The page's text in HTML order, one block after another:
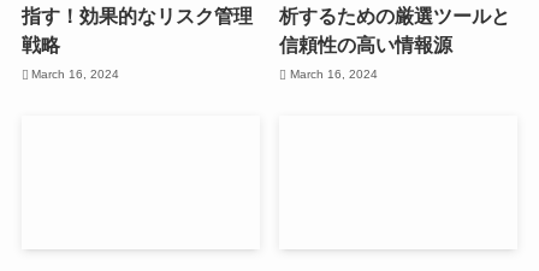
指す！効果的なリスク管理
戦略
March 16, 2024
析するための厳選ツールと
信頼性の高い情報源
March 16, 2024